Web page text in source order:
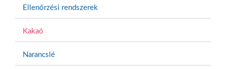
Ellenőrzési rendszerek
Kakaó
Narancslé